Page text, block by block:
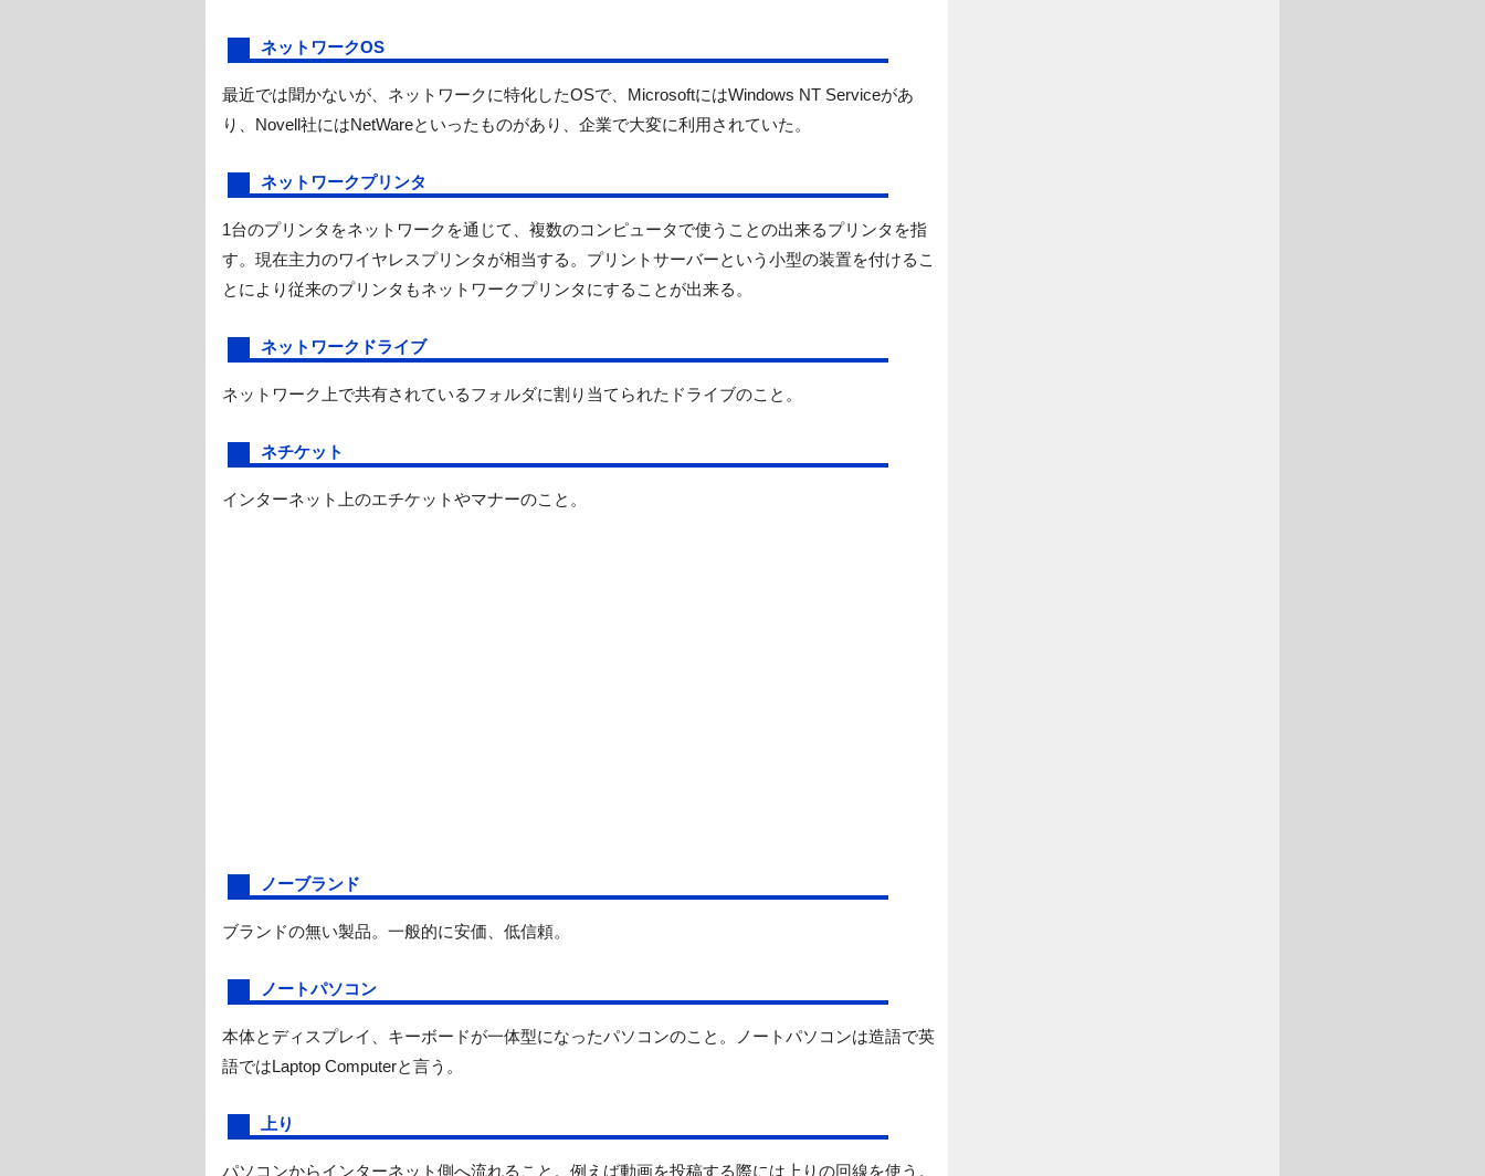
ネットワークOS
最近では聞かないが、ネットワークに特化したOSで、MicrosoftにはWindows NT Serviceがあ
り、Novell社にはNetWareといったものがあり、企業で大変に利用されていた。
ネットワークプリンタ
1台のプリンタをネットワークを通じて、複数のコンピュータで使うことの出来るプリンタを指
す。現在主力のワイヤレスプリンタが相当する。プリントサーバーという小型の装置を付けるこ
とにより従来のプリンタもネットワークプリンタにすることが出来る。
ネットワークドライブ
ネットワーク上で共有されているフォルダに割り当てられたドライブのこと。
ネチケット
インターネット上のエチケットやマナーのこと。
ノーブランド
ブランドの無い製品。一般的に安価、低信頼。
ノートパソコン
本体とディスプレイ、キーボードが一体型になったパソコンのこと。ノートパソコンは造語で英
語ではLaptop Computerと言う。
上り
パソコンからインターネット側へ流れること。例えば動画を投稿する際には上りの回線を使う。